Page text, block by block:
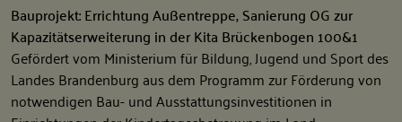
Bauprojekt: Errichtung Außentreppe, Sanierung OG zur
Kapazitätserweiterung in der Kita Brückenbogen 100&1
Gefördert vom Ministerium für Bildung, Jugend und Sport des
Landes Brandenburg aus dem Programm zur Förderung von
notwendigen Bau- und Ausstattungsinvestitionen in